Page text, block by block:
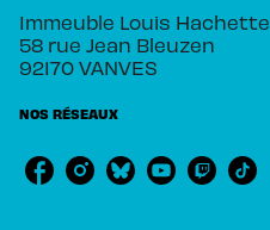
Immeuble Louis Hachette
58 rue Jean Bleuzen
92170 VANVES
NOS RÉSEAUX